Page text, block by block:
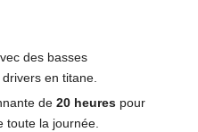
des basses
en titane.
de 20 heures pour
toute la journée.